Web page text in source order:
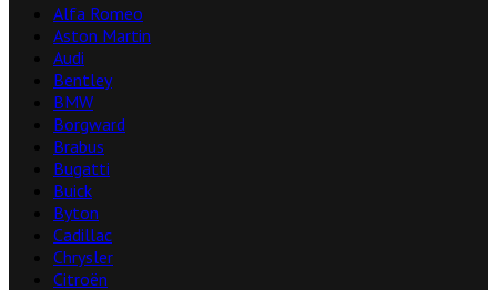
Alfa Romeo
Aston Martin
Audi
Bentley
BMW
Borgward
Brabus
Bugatti
Buick
Byton
Cadillac
Chrysler
Citroën